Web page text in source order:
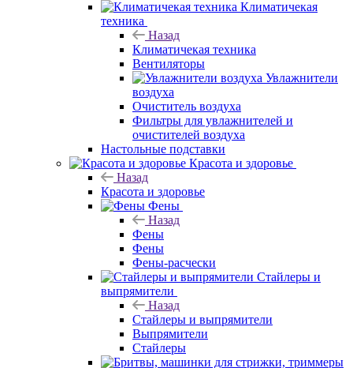
Климатичекая
техника
Назад
Климатичекая техника
Вентиляторы
Увлажнители
воздуха
Очиститель воздуха
Фильтры для увлажнителей и
очистителей воздуха
Настольные подставки
Красота и здоровье
Назад
Красота и здоровье
Фены
Назад
Фены
Фены
Фены-расчески
Стайлеры и
выпрямители
Назад
Стайлеры и выпрямители
Выпрямители
Стайлеры